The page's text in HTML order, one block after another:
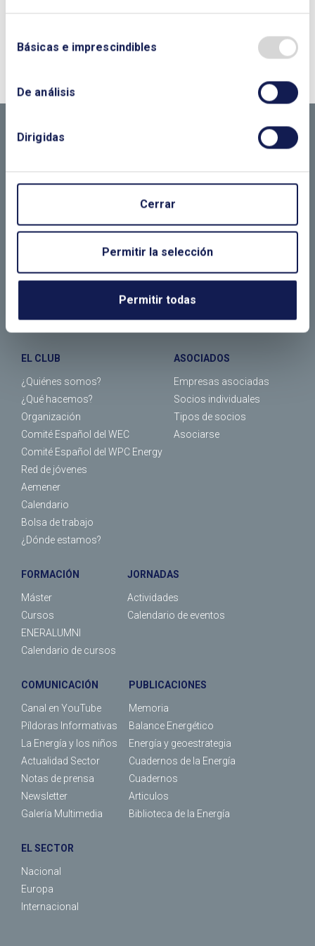
Básicas e imprescindibles
De análisis
Dirigidas
Cerrar
Permitir la selección
Permitir todas
¿QUIERES PONERTE EN CONTACTO CON
CONTÁCTANOS SI
LLÁMANOS O RELLENA EL SIGUIENTE
FORMULARIO
EL CLUB
¿Quiénes somos?
¿Qué hacemos?
Organización
Comité Español del WEC
Comité Español del WPC Energy
Red de jóvenes
Aemener
Calendario
Bolsa de trabajo
¿Dónde estamos?
ASOCIADOS
Empresas asociadas
Socios individuales
Tipos de socios
Asociarse
FORMACIÓN
Máster
Cursos
ENERALUMNI
Calendario de cursos
JORNADAS
Actividades
Calendario de eventos
COMUNICACIÓN
Canal en YouTube
Píldoras Informativas
La Energía y los niños
Actualidad Sector
Notas de prensa
Newsletter
Galería Multimedia
PUBLICACIONES
Memoria
Balance Energético
Energía y geoestrategia
Cuadernos de la Energía
Cuadernos
Articulos
Biblioteca de la Energía
EL SECTOR
Nacional
Europa
Internacional